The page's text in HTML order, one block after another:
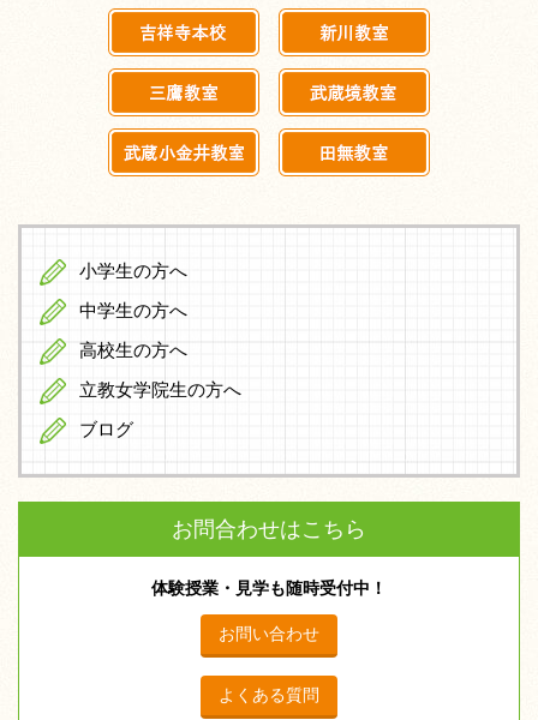
小学生の方へ
中学生の方へ
高校生の方へ
立教女学院生の方へ
ブログ
お問合わせはこちら
体験授業・見学も随時受付中！
お問い合わせ
よくある質問